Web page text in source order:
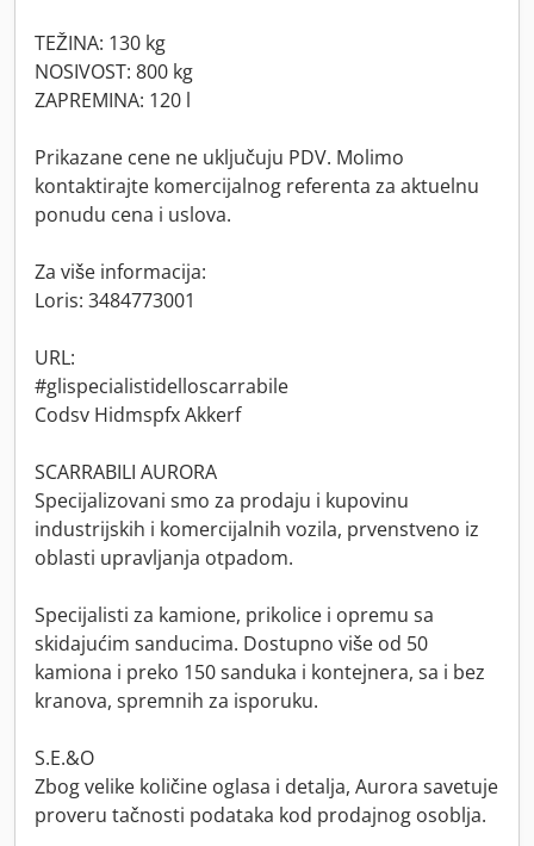
TEŽINA: 130 kg
NOSIVOST: 800 kg
ZAPREMINA: 120 l
Prikazane cene ne uključuju PDV. Molimo
kontaktirajte komercijalnog referenta za aktuelnu
ponudu cena i uslova.
Za više informacija:
Loris: 3484773001
URL:
#glispecialistidelloscarrabile
Codsv Hidmspfx Akkerf
SCARRABILI AURORA
Specijalizovani smo za prodaju i kupovinu
industrijskih i komercijalnih vozila, prvenstveno iz
oblasti upravljanja otpadom.
Specijalisti za kamione, prikolice i opremu sa
skidajućim sanducima. Dostupno više od 50
kamiona i preko 150 sanduka i kontejnera, sa i bez
kranova, spremnih za isporuku.
S.E.&O
Zbog velike količine oglasa i detalja, Aurora savetuje
proveru tačnosti podataka kod prodajnog osoblja.